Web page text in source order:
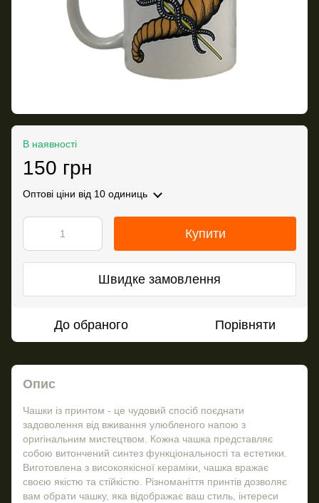
В наявності
150 грн
Оптові ціни від 10 одиниць
Купити
Швидке замовлення
До обраного Порівняти
Опис
Чашки із принтом - це чудовий спосіб поєднати
задоволення від вживання улюбленого напою з
оригінальним мистецтвом. Кожна чашка представляє
собою витончений синтез функціональності та естетики.
Виготовлена з високоякісної кераміки, чашка вражає
своєю якістю та стійкістю. Різноманіття принтів дозволяє
вам обрати чашку, яка відображає ваш стиль, інтереси